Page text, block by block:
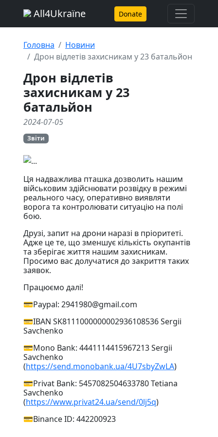
All4Ukraїne Donate
Головна
Новини
Дрон відлетів захисникам у 23 батальйон
Дрон відлетів
захисникам у 23
батальйон
2024-07-05
Звіти
Ця надважлива пташка дозволить нашим
військовим здійснювати розвідку в режимі
реального часу, оперативно виявляти
ворога та контролювати ситуацію на полі
бою.
Друзі, запит на дрони наразі в пріоритеті.
Адже це те, що зменшує кількість окупантів
та зберігає життя нашим захисникам.
Просимо вас долучатися до закриття таких
заявок.
Працюємо далі!
💳Paypal: 2941980@gmail.com
💳IBAN SK8111000000002936108536 Sergii
Savchenko
💳Mono Bank: 4441114415967213 Sergii
Savchenko
(https://send.monobank.ua/4U7sbyZwLA)
💳Privat Bank: 5457082504633780 Tetiana
Savchenko
(https://www.privat24.ua/send/0lj5q)
💳Binance ID: 442200923